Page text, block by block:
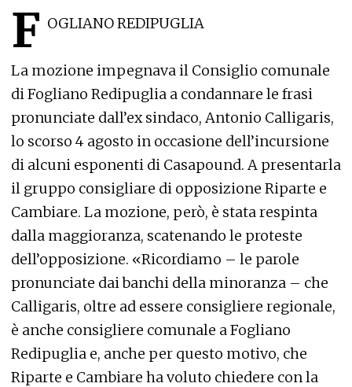
F OGLIANO REDIPUGLIA
La mozione impegnava il Consiglio comunale
di Fogliano Redipuglia a condannare le frasi
pronunciate dall’ex sindaco, Antonio Calligaris,
lo scorso 4 agosto in occasione dell’incursione
di alcuni esponenti di Casapound. A presentarla
il gruppo consigliare di opposizione Riparte e
Cambiare. La mozione, però, è stata respinta
dalla maggioranza, scatenando le proteste
dell’opposizione. «Ricordiamo – le parole
pronunciate dai banchi della minoranza – che
Calligaris, oltre ad essere consigliere regionale,
è anche consigliere comunale a Fogliano
Redipuglia e, anche per questo motivo, che
Riparte e Cambiare ha voluto chiedere con la